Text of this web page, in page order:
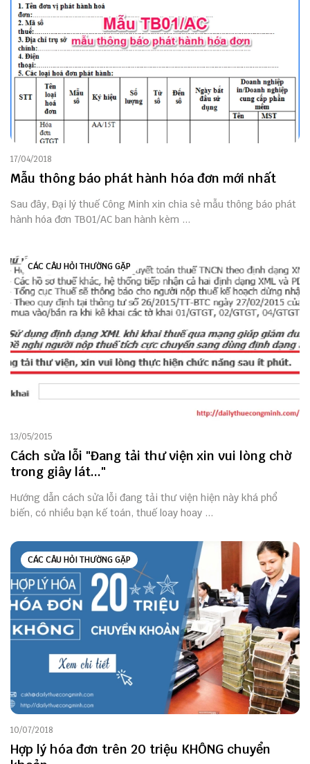
17/04/2018
Mẫu thông báo phát hành hóa đơn mới nhất
Sau đây, Đại lý thuế Công Minh xin chia sẻ mẫu thông báo phát
hành hóa đơn TB01/AC ban hành kèm ...
CÁC CÂU HỎI THƯỜNG GẶP
13/05/2015
Cách sửa lỗi "Đang tải thư viện xin vui lòng chờ
trong giây lát..."
Hướng dẫn cách sửa lỗi đang tải thư viện hiện này khá phổ
biến, có nhiều bạn kế toán, thuế loay hoay ...
CÁC CÂU HỎI THƯỜNG GẶP
10/07/2018
Hợp lý hóa đơn trên 20 triệu KHÔNG chuyển